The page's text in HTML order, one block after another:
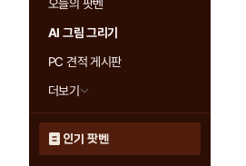
오늘의 팟벤
AI 그림 그리기
PC 견적 게시판
더보기
인기 팟벤